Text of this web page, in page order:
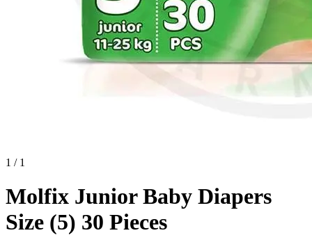
1 / 1
Molfix Junior Baby Diapers
Size (5) 30 Pieces